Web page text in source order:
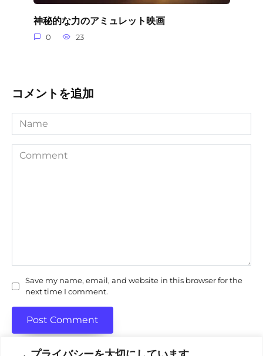
神秘的な力のアミュレット映画
0 23
コメントを追加
Name
Comment
Save my name, email, and website in this browser for the
next time I comment.